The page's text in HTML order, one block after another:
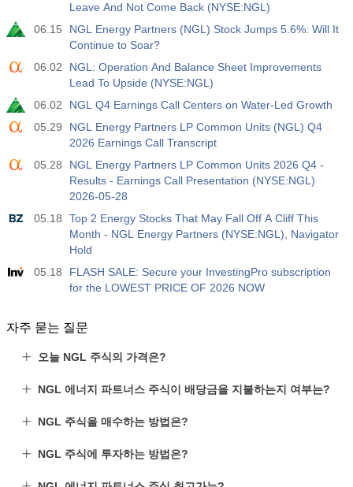
Leave And Not Come Back (NYSE:NGL)
06.15
NGL Energy Partners (NGL) Stock Jumps 5.6%: Will It
Continue to Soar?
06.02
NGL: Operation And Balance Sheet Improvements
Lead To Upside (NYSE:NGL)
06.02
NGL Q4 Earnings Call Centers on Water-Led Growth
05.29
NGL Energy Partners LP Common Units (NGL) Q4
2026 Earnings Call Transcript
05.28
NGL Energy Partners LP Common Units 2026 Q4 -
Results - Earnings Call Presentation (NYSE:NGL)
2026-05-28
05.18
Top 2 Energy Stocks That May Fall Off A Cliff This
Month - NGL Energy Partners (NYSE:NGL), Navigator
Hold
05.18
FLASH SALE: Secure your InvestingPro subscription
for the LOWEST PRICE OF 2026 NOW
자주 묻는 질문
오늘 NGL 주식의 가격은?
NGL 에너지 파트너스 주식이 배당금을 지불하는지 여부는?
NGL 주식을 매수하는 방법은?
NGL 주식에 투자하는 방법은?